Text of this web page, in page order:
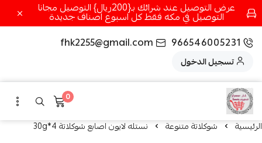
عرض التوصيل عند شرائك بـ{200ريال} التوصيل مجانا
التوصيل في مكه فقط كل اسبوع اصناف جديدة
966546005231
fhk2255@gmail.com
تسجيل الدخول
0
الرئيسية شوكلاتة متنوعة نستله لايون اصابع شوكلاتة 4*30g